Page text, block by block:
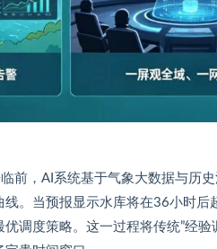
前，AI系统基于气象大数据与历
。当预报显示水库将在36小时
调度策略。这一过程将传统”经